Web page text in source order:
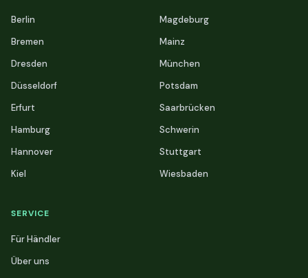
Berlin
Bremen
Dresden
Düsseldorf
Erfurt
Hamburg
Hannover
Kiel
Magdeburg
Mainz
München
Potsdam
Saarbrücken
Schwerin
Stuttgart
Wiesbaden
SERVICE
Für Händler
Über uns